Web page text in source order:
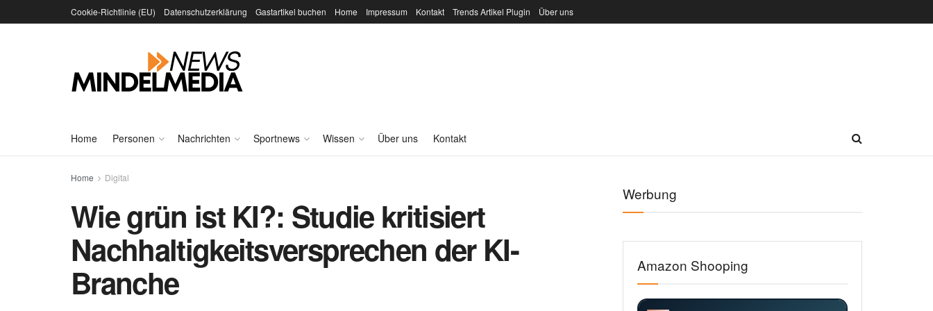
Cookie-Richtlinie (EU) Datenschutzerklärung Gastartikel buchen Home Impressum Kontakt Trends Artikel Plugin Über uns
Home Personen Nachrichten Sportnews Wissen Über uns Kontakt
Home Digital
Wie grün ist KI?: Studie kritisiert
Nachhaltigkeitsversprechen der KI-
Branche
Werbung
Amazon Shooping